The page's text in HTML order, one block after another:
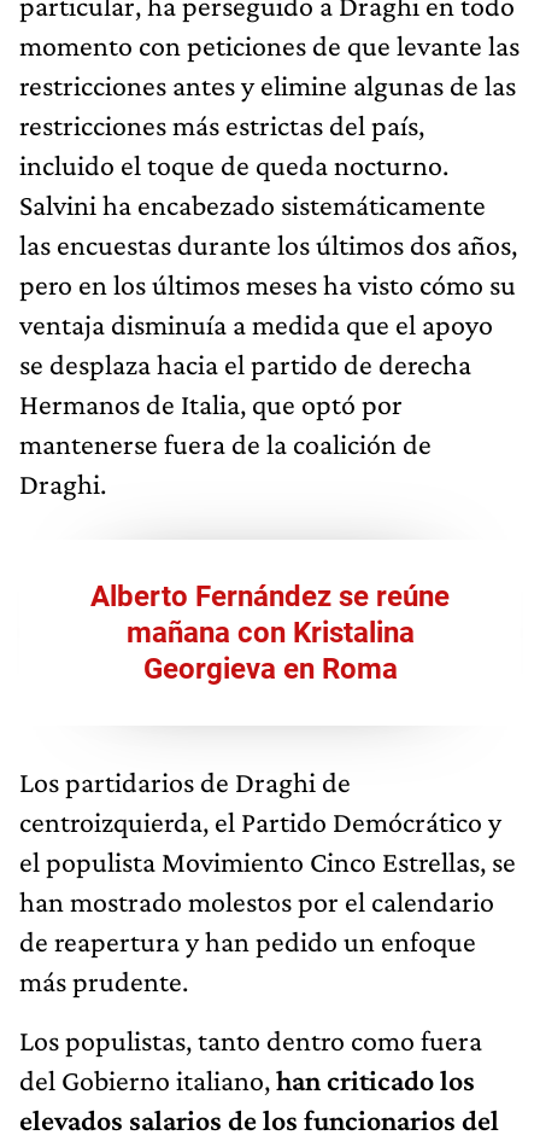
momento con peticiones de que levante las
restricciones antes y elimine algunas de las
restricciones más estrictas del país,
incluido el toque de queda nocturno.
Salvini ha encabezado sistemáticamente
las encuestas durante los últimos dos años,
pero en los últimos meses ha visto cómo su
ventaja disminuía a medida que el apoyo
se desplaza hacia el partido de derecha
Hermanos de Italia, que optó por
mantenerse fuera de la coalición de
Draghi.
Alberto Fernández se reúne
mañana con Kristalina
Georgieva en Roma
Los partidarios de Draghi de
centroizquierda, el Partido Demócrático y
el populista Movimiento Cinco Estrellas, se
han mostrado molestos por el calendario
de reapertura y han pedido un enfoque
más prudente.
Los populistas, tanto dentro como fuera
del Gobierno italiano,han criticado los
elevados salarios de los funcionarios del